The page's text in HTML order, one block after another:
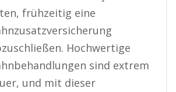
frühzeitig eine
Hochwertige
sind extrem
und mit dieser